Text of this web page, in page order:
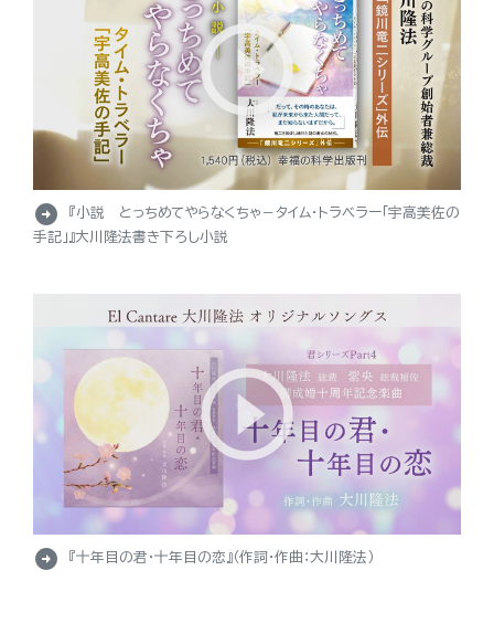
arrow_circle_right
『小説 とっちめてやらなくちゃ－タイム・トラベラー「宇高美佐の
手記」』大川隆法書き下ろし小説
arrow_circle_right 『十年目の君・十年目の恋』（作詞・作曲：大川隆法）